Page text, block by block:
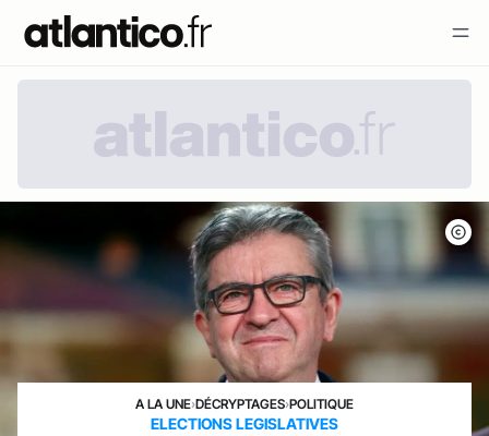
A LA UNE›DÉCRYPTAGES›POLITIQUE
ELECTIONS LEGISLATIVES